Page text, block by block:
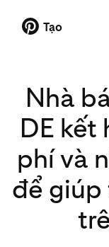
Tạo
Nhà
DE kết
phí và
để giúp